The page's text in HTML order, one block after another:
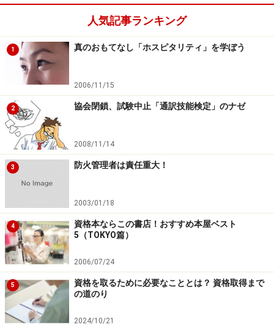
人気記事ランキング
1 真のおもてなし「ホスピタリティ」を学ぼう
2006/11/15
2 協会閉鎖、試験中止「通訳技能検定」のナゼ
2008/11/14
3 防火管理者は責任重大！
2003/01/18
4
資格本ならこの書店！おすすめ本屋ベスト
5（TOKYO篇）
2006/07/24
5
資格を取るために必要なこととは？ 資格取得まで
の道のり
2024/10/21